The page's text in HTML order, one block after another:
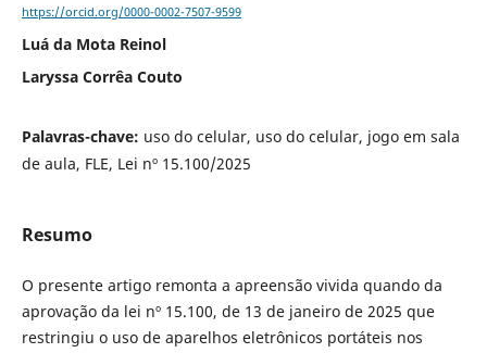
https://orcid.org/0000-0002-7507-9599
Luá da Mota Reinol
Laryssa Corrêa Couto
Palavras-chave: uso do celular, uso do celular, jogo em sala
de aula, FLE, Lei nº 15.100/2025
Resumo
O presente artigo remonta a apreensão vivida quando da
aprovação da lei nº 15.100, de 13 de janeiro de 2025 que
restringiu o uso de aparelhos eletrônicos portáteis nos